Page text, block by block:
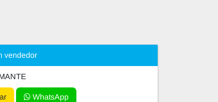
vendedor
WhatsApp